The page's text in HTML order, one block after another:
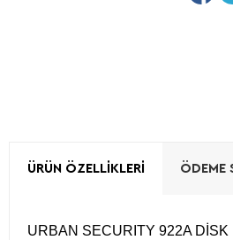
ÜRÜN ÖZELLIKLERI ÖDEME
URBAN SECURITY 922A DİSK